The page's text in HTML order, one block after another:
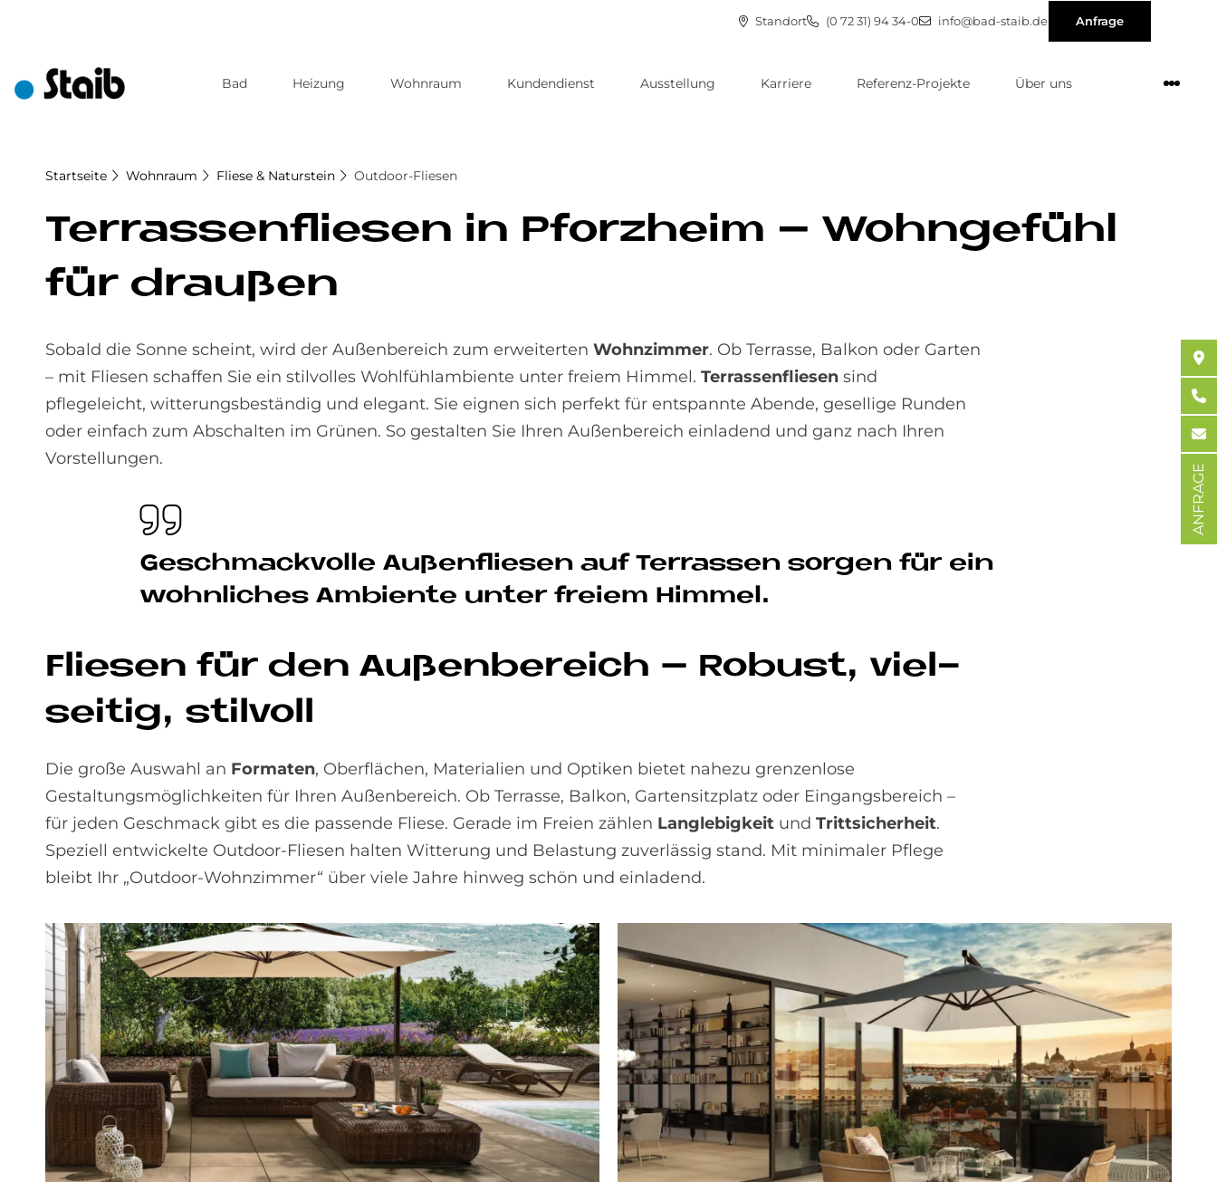
Standort (0 72 31) 94 34-0 info@bad-staib.de Anfrage
Bad Heizung Wohnraum Kundendienst Ausstellung Karriere Referenz-Projekte Über uns
Startseite Wohnraum Fliese & Naturstein Outdoor-Fliesen
Ter­ras­sen­flie­sen in Pforz­heim – Wohn­ge­fühl
für drau­ßen
Sobald die Sonne scheint, wird der Außenbereich zum erweiterten Wohnzimmer. Ob Terrasse, Balkon oder Garten
– mit Fliesen schaffen Sie ein stilvolles Wohlfühlambiente unter freiem Himmel. Terrassenfliesen sind
pflegeleicht, witterungsbeständig und elegant. Sie eignen sich perfekt für entspannte Abende, gesellige Runden
oder einfach zum Abschalten im Grünen. So gestalten Sie Ihren Außenbereich einladend und ganz nach Ihren
Vorstellungen.
Ge­schmack­vol­le Au­ßen­flie­sen auf Ter­ras­sen sor­gen für ein
wohn­li­ches Am­bi­en­te un­ter frei­em Him­mel.
Flie­sen für den Au­ßen­be­reich – Ro­bust, viel­
sei­tig, stil­voll
Die große Auswahl an Formaten, Oberflächen, Materialien und Optiken bietet nahezu grenzenlose
Gestaltungsmöglichkeiten für Ihren Außenbereich. Ob Terrasse, Balkon, Gartensitzplatz oder Eingangsbereich –
für jeden Geschmack gibt es die passende Fliese. Gerade im Freien zählen Langlebigkeit und Trittsicherheit.
Speziell entwickelte Outdoor-Fliesen halten Witterung und Belastung zuverlässig stand. Mit minimaler Pflege
bleibt Ihr „Outdoor-Wohnzimmer“ über viele Jahre hinweg schön und einladend.
ANFRAGE